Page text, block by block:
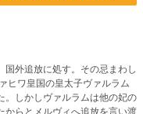
国外追放に処す。その忌まわし
。しかしヴァルラムは他の妃の
からとメルヴィへ追放を言い渡